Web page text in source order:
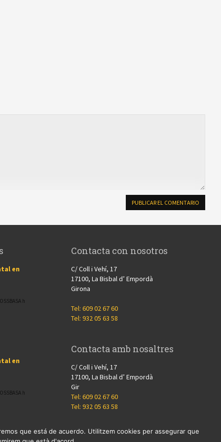
en
h
en
h
Contacta con nosotros
C/ Coll i Vehí, 17
17100, La Bisbal d’ Empordà
Girona
Tel: 609 02 67 60
Tel: 932 05 63 58
Contacta amb nosaltres
C/ Coll i Vehí, 17
17100, La Bisbal d’ Empordà
Gir
Tel: 609 02 67 60
Tel: 932 05 63 58
que está de acuerdo. Utilitzem cookies per assegurar que